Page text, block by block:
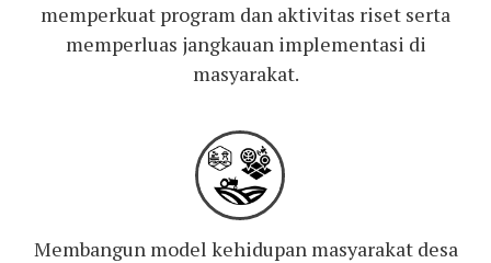
memperkuat program dan aktivitas riset serta
memperluas jangkauan implementasi di
masyarakat.
Membangun model kehidupan masyarakat desa